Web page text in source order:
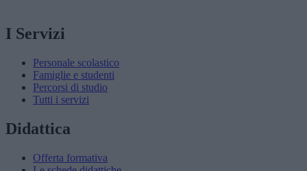
I Servizi
Personale scolastico
Famiglie e studenti
Percorsi di studio
Tutti i servizi
Didattica
Offerta formativa